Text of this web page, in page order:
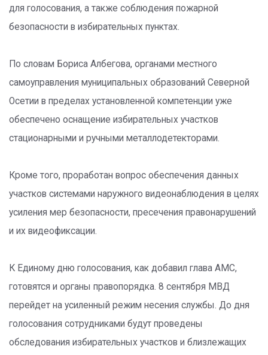
для голосования, а также соблюдения пожарной
безопасности в избирательных пунктах.
По словам Бориса Албегова, органами местного
самоуправления муниципальных образований Северной
Осетии в пределах установленной компетенции уже
обеспечено оснащение избирательных участков
стационарными и ручными металлодетекторами.
Кроме того, проработан вопрос обеспечения данных
участков системами наружного видеонаблюдения в целях
усиления мер безопасности, пресечения правонарушений
и их видеофиксации.
К Единому дню голосования, как добавил глава АМС,
готовятся и органы правопорядка. 8 сентября МВД
перейдет на усиленный режим несения службы. До дня
голосования сотрудниками будут проведены
обследования избирательных участков и близлежащих